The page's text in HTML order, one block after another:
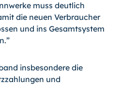
muss deutlich
die neuen Verbraucher
und ins Gesamtsystem
insbesondere die
und